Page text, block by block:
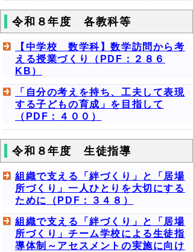
令和８年度 各教科等
【中学校 数学科】数学訪問から考
える授業づくり（PDF：２８６
KB）
「自分の考えを持ち、工夫して表現
する子どもの育成」を目指して
（PDF：４００）
令和８年度 生徒指導
組織で支える「絆づくり」と「居場
所づくり」一人ひとりを大切にする
ために（PDF：３４８）
組織で支える「絆づくり」と「居場
所づくり」チーム学校による生徒指
導体制～アセスメントの実施に向け